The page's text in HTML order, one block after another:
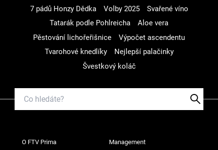
7 pádů Honzy Dědka
Volby 2025
Svařené víno
Tatarák podle Pohlreicha
Aloe vera
Pěstování lichořeřišnice
Výpočet ascendentu
Tvarohové knedlíky
Nejlepší palačinky
Švestkový koláč
O FTV Prima Management